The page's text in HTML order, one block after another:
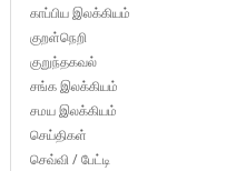
காப்பிய இலக்கியம்
குறள்நெறி
குறுந்தகவல்
சங்க இலக்கியம்
சமய இலக்கியம்
செய்திகள்
செவ்வி / பேட்டி